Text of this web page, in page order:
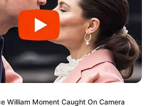
William Moment Caught On Camera